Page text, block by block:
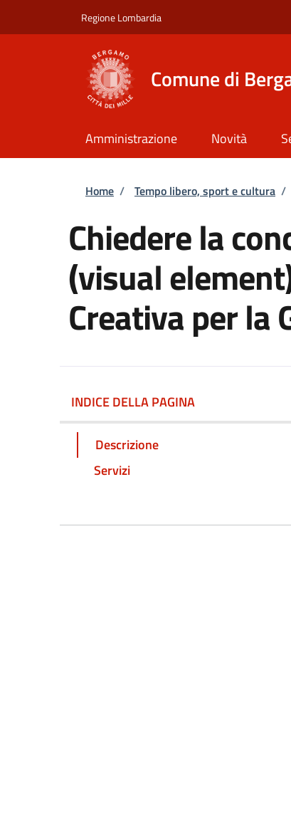
Regione Lombardia
Comune di
Amministrazione Novità
Briciole di pane
Home / Tempo libero, sport e cultura /
Chiedere la
(visual
Creativa per la
INDICE DELLA PAGINA
Descrizione
Servizi